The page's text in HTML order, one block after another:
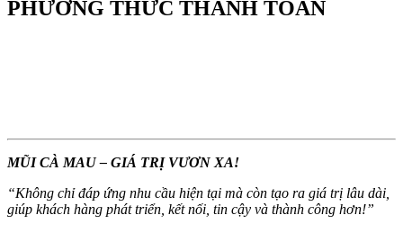
PHƯƠNG THỨC THANH TOÁN
MŨI CÀ MAU – GIÁ TRỊ VƯƠN XA!
“Không chỉ đáp ứng nhu cầu hiện tại mà còn tạo ra giá trị lâu dài,
giúp khách hàng phát triển, kết nối, tin cậy và thành công hơn!”